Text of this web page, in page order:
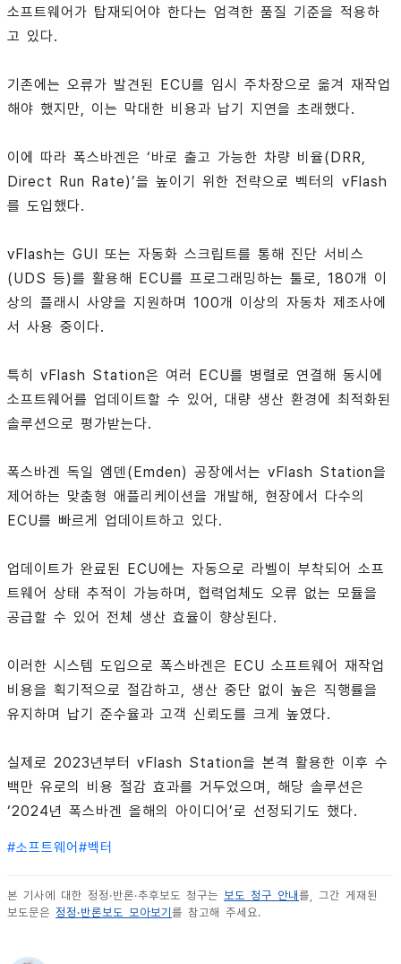
소프트웨어가 탑재되어야 한다는 엄격한 품질 기준을 적용하
고 있다.
기존에는 오류가 발견된 ECU를 임시 주차장으로 옮겨 재작업
해야 했지만, 이는 막대한 비용과 납기 지연을 초래했다.
이에 따라 폭스바겐은 ‘바로 출고 가능한 차량 비율(DRR,
Direct Run Rate)’을 높이기 위한 전략으로 벡터의 vFlash
를 도입했다.
vFlash는 GUI 또는 자동화 스크립트를 통해 진단 서비스
(UDS 등)를 활용해 ECU를 프로그래밍하는 툴로, 180개 이
상의 플래시 사양을 지원하며 100개 이상의 자동차 제조사에
서 사용 중이다.
특히 vFlash Station은 여러 ECU를 병렬로 연결해 동시에
소프트웨어를 업데이트할 수 있어, 대량 생산 환경에 최적화된
솔루션으로 평가받는다.
폭스바겐 독일 엠덴(Emden) 공장에서는 vFlash Station을
제어하는 맞춤형 애플리케이션을 개발해, 현장에서 다수의
ECU를 빠르게 업데이트하고 있다.
업데이트가 완료된 ECU에는 자동으로 라벨이 부착되어 소프
트웨어 상태 추적이 가능하며, 협력업체도 오류 없는 모듈을
공급할 수 있어 전체 생산 효율이 향상된다.
이러한 시스템 도입으로 폭스바겐은 ECU 소프트웨어 재작업
비용을 획기적으로 절감하고, 생산 중단 없이 높은 직행률을
유지하며 납기 준수율과 고객 신뢰도를 크게 높였다.
실제로 2023년부터 vFlash Station을 본격 활용한 이후 수
백만 유로의 비용 절감 효과를 거두었으며, 해당 솔루션은
‘2024년 폭스바겐 올해의 아이디어’로 선정되기도 했다.
#소프트웨어 #벡터
본 기사에 대한 정정·반론·추후보도 청구는 보도 청구 안내 를, 그간 게재된
보도문은 정정·반론보도 모아보기 를 참고해 주세요.